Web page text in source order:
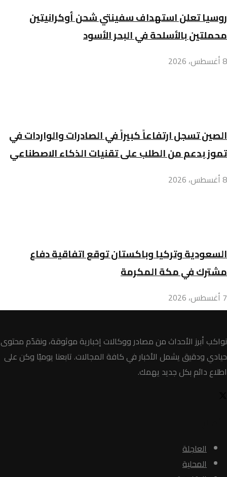
روسيا تعلن استهداف سفينتي شحن أوكرانيتين
محملتين بالأسلحة في البحر الأسود
8 أغسطس، 2026
الصين تسجل ارتفاعاً كبيراً في الصادرات والواردات في
تموز بدعم من الطلب على تقنيات الذكاء الاصطناعي
8 أغسطس، 2026
السعودية وتركيا وباكستان توقع اتفاقية دفاع
مشترك في مكة المكرمة
7 أغسطس، 2026
نواكب أبرز الأحداث من مصادر ووكالات إخبارية موثوقة، ونقدّم محتوى
حيادي ودقيق يشمل الأخبار في كافة المجالات. تابعنا يوميًا وكن على
اطلاع دائم بكل جديد يهمك.
العاجلة
المحلية